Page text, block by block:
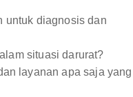
untuk diagnosis dan
situasi darurat?
layanan apa saja yang